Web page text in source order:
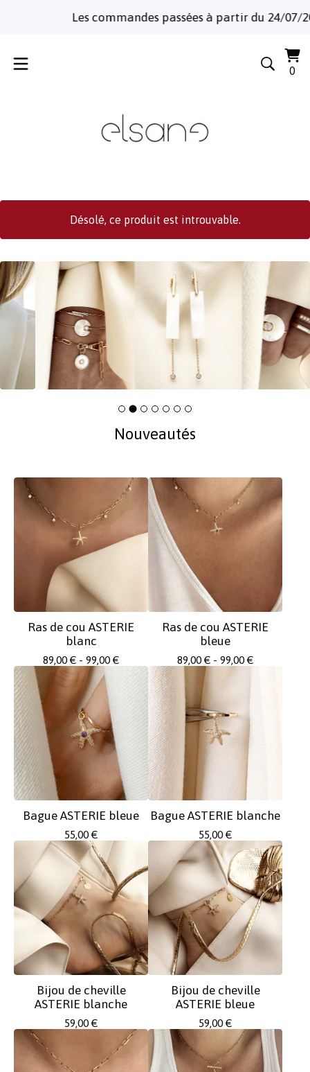
Les commandes passées à partir du 24/07/
0
Désolé, ce produit est introuvable.
Nouveautés
Ras de cou ASTERIE
blanc
89,00 € - 99,00 €
Ras de cou ASTERIE
bleue
89,00 € - 99,00 €
Bague ASTERIE bleue
55,00 €
Bague ASTERIE blanche
55,00 €
Bijou de cheville
ASTERIE blanche
59,00 €
Bijou de cheville
ASTERIE bleue
59,00 €